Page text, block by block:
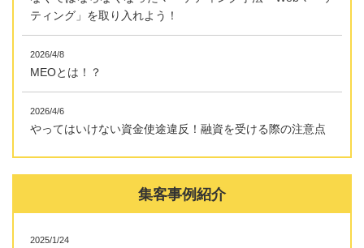
ティング」を取り入れよう！
2026/4/8
MEOとは！？
2026/4/6
やってはいけない資金使途違反！融資を受ける際の注意点
集客事例紹介
2025/1/24